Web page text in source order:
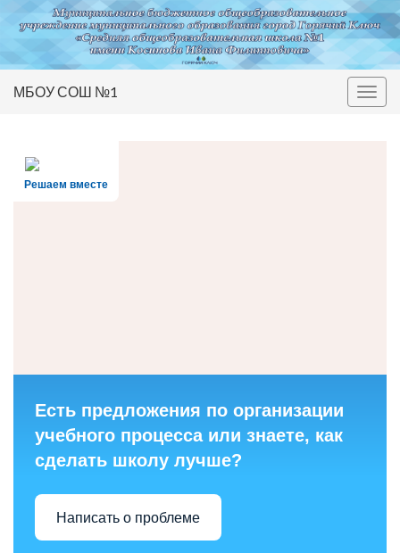
Вкл/
МБОУ СОШ №1
Решаем вместе
Есть предложения по организации
учебного процесса или знаете, как
сделать школу лучше?
Написать о проблеме